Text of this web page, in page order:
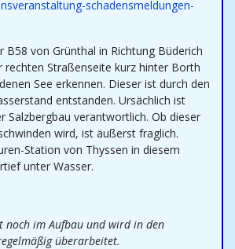
schadensmeldungen-
B58 von Grünthal in Richtung Büderich
rechten Straßenseite kurz hinter Borth
See erkennen. Dieser ist durch den
entstanden. Ursächlich ist
Salzbergbau verantwortlich. Ob dieser
wird, ist äußerst fraglich.
Station von Thyssen in diesem
unter Wasser.
noch im Aufbau und wird in den
überarbeitet.